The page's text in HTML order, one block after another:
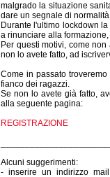
malgrado la situazione
dare un segnale di
Durante l'ultimo lockdown
a rinunciare alla
Per questi motivi, come
non lo avete fatto, ad
Come in passato
fianco dei ragazzi.
Se non lo avete già fatto,
alla seguente pagina:
REGISTRAZIONE
Alcuni suggerimenti:
- inserire un indirizzo